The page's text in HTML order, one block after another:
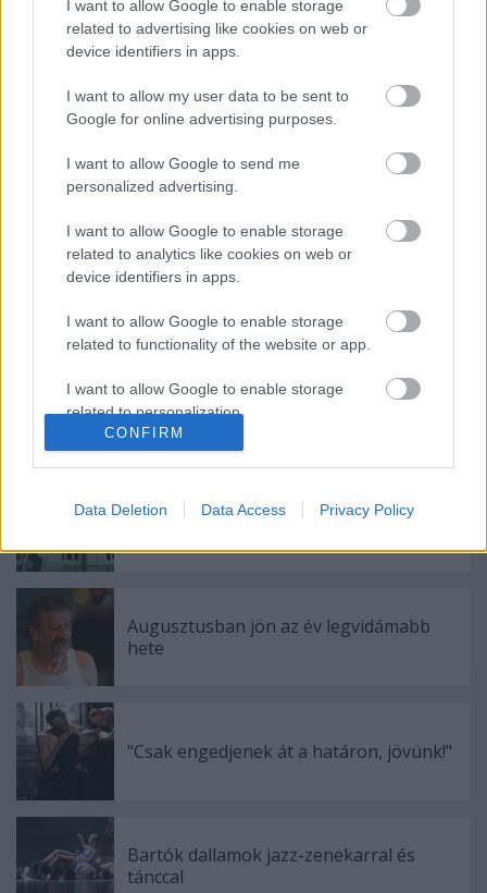
I want to allow Google to enable storage
related to advertising like cookies on web or
device identifiers in apps.
I want to allow my user data to be sent to
Google for online advertising purposes.
I want to allow Google to send me
personalized advertising.
I want to allow Google to enable storage
related to analytics like cookies on web or
device identifiers in apps.
I want to allow Google to enable storage
related to functionality of the website or app.
I want to allow Google to enable storage
related to personalization.
I want to allow Google to enable storage
functionality and fraud prevention, and other
CONFIRM
Data Deletion Data Access Privacy Policy
is betöltötte. 1949–1954 (az intézet
Marosvásárhelyre költözése) között a kolozsvári
témagyakorlatot tanított. 1955-től kezdve rendezői
feladatokat is vállalt; első rendezése (Patkós
Györggyel közösen) Federico García Lorca drámája,
a Bernarda Alba háza volt. 1964–1969 között a
Kolozsvári Állami Magyar Színház igazgatója volt.
1977-ben saját kérésére nyugdíjba vonult, de ezt
követően is folytatta és folytatja ma is a színészi
munkát.
Ajánlott bejegyzések:
Indul az e-Trafó online programsorozat
Augusztusban jön az év legvidámabb
hete
"Csak engedjenek át a határon, jövünk!"
Bartók dallamok jazz-zenekarral és
tánccal